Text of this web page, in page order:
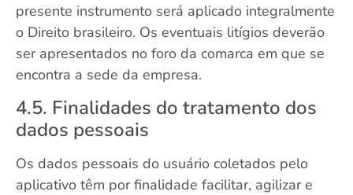
presente instrumento será aplicado integralmente
o Direito brasileiro. Os eventuais litígios deverão
ser apresentados no foro da comarca em que se
encontra a sede da empresa.
4.5. Finalidades do tratamento dos
dados pessoais
Os dados pessoais do usuário coletados pelo
aplicativo têm por finalidade facilitar, agilizar e